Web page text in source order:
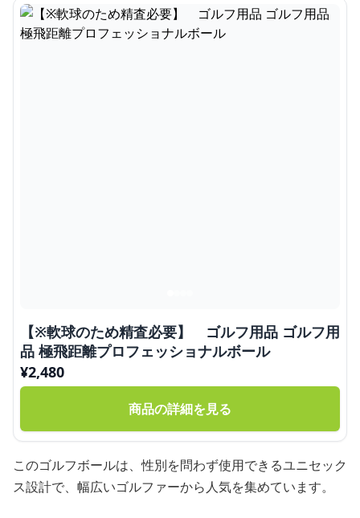
【※軟球のため精査必要】 ゴルフ用品 ゴルフ用
品 極飛距離プロフェッショナルボール
¥2,480
商品の詳細を見る
このゴルフボールは、性別を問わず使用できるユニセック
ス設計で、幅広いゴルファーから人気を集めています。